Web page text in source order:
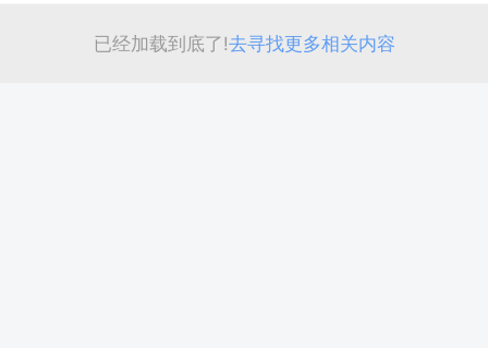
已经加载到底了!去寻找更多相关内容